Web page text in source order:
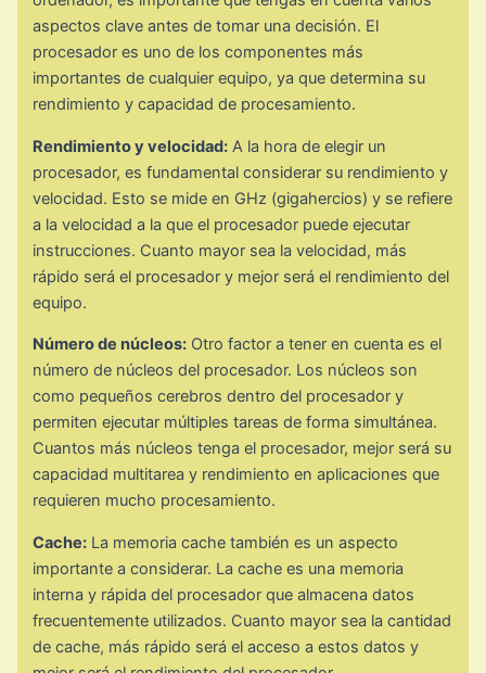
aspectos clave antes de tomar una decisión. El
procesador es uno de los componentes más
importantes de cualquier equipo, ya que determina su
rendimiento y capacidad de procesamiento.
Rendimiento y velocidad: A la hora de elegir un
procesador, es fundamental considerar su rendimiento y
velocidad. Esto se mide en GHz (gigahercios) y se refiere
a la velocidad a la que el procesador puede ejecutar
instrucciones. Cuanto mayor sea la velocidad, más
rápido será el procesador y mejor será el rendimiento del
equipo.
Número de núcleos: Otro factor a tener en cuenta es el
número de núcleos del procesador. Los núcleos son
como pequeños cerebros dentro del procesador y
permiten ejecutar múltiples tareas de forma simultánea.
Cuantos más núcleos tenga el procesador, mejor será su
capacidad multitarea y rendimiento en aplicaciones que
requieren mucho procesamiento.
Cache: La memoria cache también es un aspecto
importante a considerar. La cache es una memoria
interna y rápida del procesador que almacena datos
frecuentemente utilizados. Cuanto mayor sea la cantidad
de cache, más rápido será el acceso a estos datos y